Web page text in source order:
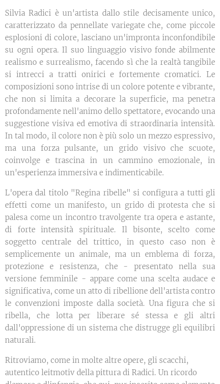
Silvia Radici è un'artista dallo stile decisamente unico,
caratterizzato da pennellate variegate che, come piccole
esplosioni di colore, lasciano un'impronta inconfondibile
su ogni opera. Il suo linguaggio visivo fonde abilmente
realismo e surrealismo, facendo sì che la realtà tangibile
si intrecci a tratti onirici e fortemente cromatici. Le
composizioni sono intrise di un colore potente e vibrante,
che non si limita a decorare la superficie, ma penetra
profondamente nell'animo dello spettatore, evocando una
suggestione visiva ed emotiva di straordinaria intensità.
In tal modo, il colore non è più solo un mezzo espressivo,
ma una forza pulsante, un grido visivo che scuote,
coinvolge e trascina in un cammino emozionale, in
un'esperienza immersiva e indimenticabile.
L'opera dal titolo "Regina ribelle" si configura a tutti gli
effetti come un manifesto, un grido di protesta che si
palesa come un incontro travolgente tra opera e astante,
di forte intensità spirituale. Il bisonte, scelto come
soggetto centrale del trittico, in questo caso non è
semplicemente un animale, ma un emblema di forza,
protezione e resistenza, che - presentato nella sua
versione femminile - appare come una scelta audace e
significativa, come un atto di ribellione dell'artista contro
le convenzioni imposte dalla società. Una figura che si
ribella, che lotta per liberare sé stessa e gli altri
dall'oppressione di un sistema che distrugge gli equilibri
naturali.
Ritroviamo, come in molte altre opere, gli scacchi,
autentico leitmotiv della pittura di Radici. Un ricordo